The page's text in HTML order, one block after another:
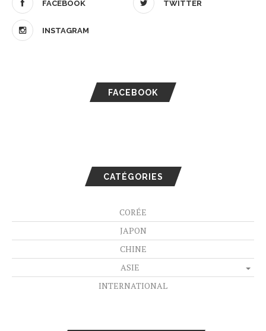
FACEBOOK TWITTER
INSTAGRAM
FACEBOOK
CATÉGORIES
CORÉE
JAPON
CHINE
ASIE
INTERNATIONAL